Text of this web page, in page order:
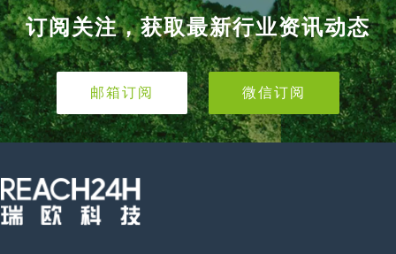
订阅关注，获取最新行业资讯动态
邮箱订阅 微信订阅